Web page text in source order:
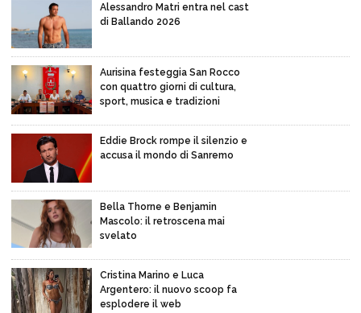
Alessandro Matri entra nel cast
di Ballando 2026
Aurisina festeggia San Rocco
con quattro giorni di cultura,
sport, musica e tradizioni
Eddie Brock rompe il silenzio e
accusa il mondo di Sanremo
Bella Thorne e Benjamin
Mascolo: il retroscena mai
svelato
Cristina Marino e Luca
Argentero: il nuovo scoop fa
esplodere il web